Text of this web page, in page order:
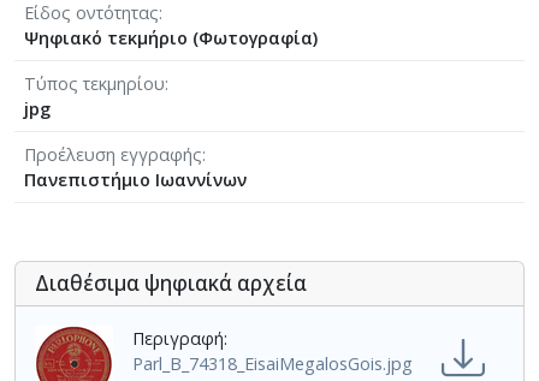
Είδος οντότητας
Ψηφιακό τεκμήριο (Φωτογραφία)
Τύπος τεκμηρίου
jpg
Προέλευση εγγραφής
Πανεπιστήμιο Ιωαννίνων
Διαθέσιμα ψηφιακά αρχεία
Περιγραφή:
Parl_B_74318_EisaiMegalosGois.jpg